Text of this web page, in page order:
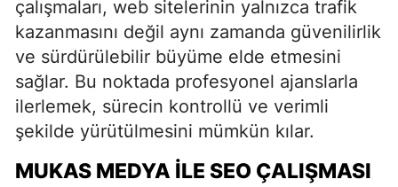
çalışmaları, web sitelerinin yalnızca trafik
kazanmasını değil aynı zamanda güvenilirlik
ve sürdürülebilir büyüme elde etmesini
sağlar. Bu noktada profesyonel ajanslarla
ilerlemek, sürecin kontrollü ve verimli
şekilde yürütülmesini mümkün kılar.
MUKAS MEDYA ILE SEO ÇALIŞMASI